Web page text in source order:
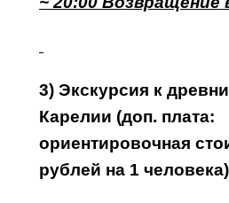
3) Экскурсия к
Карелии (доп. плата:
ориентировочная
рублей на 1 человека)